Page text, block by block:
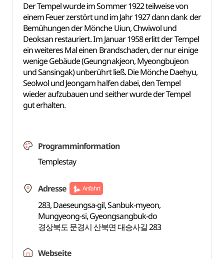
Der Tempel wurde im Sommer 1922 teilweise von
einem Feuer zerstört und im Jahr 1927 dann dank der
Bemühungen der Mönche Uiun, Chwiwol und
Deoksan restauriert. Im Januar 1958 erlitt der Tempel
ein weiteres Mal einen Brandschaden, der nur einige
wenige Gebäude (Geungnakjeon, Myeongbujeon
und Sansingak) unberührt ließ. Die Mönche Daehyu,
Seolwol und Jeongam halfen dabei, den Tempel
wieder aufzubauen und seither wurde der Tempel
gut erhalten.
Programminformation
Templestay
Adresse Anfahrt
283, Daeseungsa-gil, Sanbuk-myeon,
Mungyeong-si, Gyeongsangbuk-do
경상북도 문경시 산북면 대승사길 283
Webseite